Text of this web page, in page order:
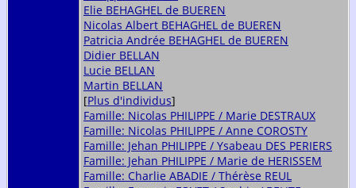
Elie BEHAGHEL de BUEREN
Nicolas Albert BEHAGHEL de BUEREN
Patricia Andrée BEHAGHEL de BUEREN
Didier BELLAN
Lucie BELLAN
Martin BELLAN
[Plus d'individus]
Famille: Nicolas PHILIPPE / Marie DESTRAUX
Famille: Nicolas PHILIPPE / Anne COROSTY
Famille: Jehan PHILIPPE / Ysabeau DES PERIERS
Famille: Jehan PHILIPPE / Marie de HERISSEM
Famille: Charlie ABADIE / Thérèse REUL